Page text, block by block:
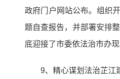
政府门户网站公布。组织
题自查报告，并部署安排
底迎接了市委依法治市办
9、精心谋划法治芷江